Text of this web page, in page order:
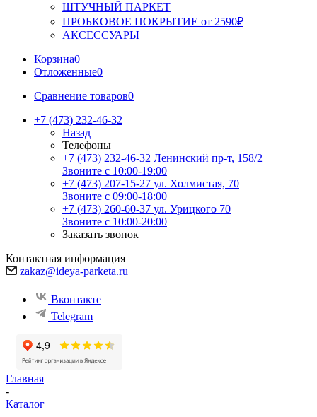
ШТУЧНЫЙ ПАРКЕТ
ПРОБКОВОЕ ПОКРЫТИЕ от 2590₽
АКСЕССУАРЫ
Корзина0
Отложенные0
Сравнение товаров0
+7 (473) 232-46-32
Назад
Телефоны
+7 (473) 232-46-32 Ленинский пр-т, 158/2
Звоните с 10:00-19:00
+7 (473) 207-15-27 ул. Холмистая, 70
Звоните с 09:00-18:00
+7 (473) 260-60-37 ул. Урицкого 70
Звоните с 10:00-20:00
Заказать звонок
Контактная информация
zakaz@ideya-parketa.ru
Вконтакте
Telegram
Главная
-
Каталог